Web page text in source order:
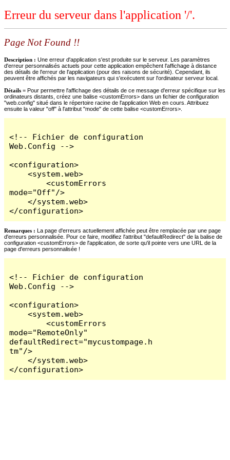
Erreur du serveur dans l'application '/'.
Page Not Found !!
Description : Une erreur d'application s'est produite sur le serveur. Les paramètres
d'erreur personnalisés actuels pour cette application empêchent l'affichage à distance
des détails de l'erreur de l'application (pour des raisons de sécurité). Cependant, ils
peuvent être affichés par les navigateurs qui s'exécutent sur l'ordinateur serveur local.
Détails = Pour permettre l'affichage des détails de ce message d'erreur spécifique sur les
ordinateurs distants, créez une balise <customErrors> dans un fichier de configuration
"web.config" situé dans le répertoire racine de l'application Web en cours. Attribuez
ensuite la valeur "off" à l'attribut "mode" de cette balise <customErrors>.
<!-- Fichier de configuration
Web.Config -->
<configuration>
    <system.web>
        <customErrors
mode="Off"/>
    </system.web>
</configuration>
Remarques : La page d'erreurs actuellement affichée peut être remplacée par une page
d'erreurs personnalisée. Pour ce faire, modifiez l'attribut "defaultRedirect" de la balise de
configuration <customErrors> de l'application, de sorte qu'il pointe vers une URL de la
page d'erreurs personnalisée !
<!-- Fichier de configuration
Web.Config -->
<configuration>
    <system.web>
        <customErrors
mode="RemoteOnly"
defaultRedirect="mycustompage.h
tm"/>
    </system.web>
</configuration>